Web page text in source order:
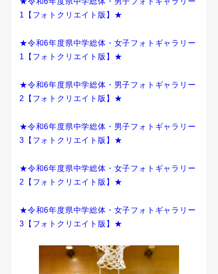
1【フォトクリエイト版】★
★令和6年度県中学総体・女子フォトギャラリー
1【フォトクリエイト版】★
★令和6年度県中学総体・男子フォトギャラリー
2【フォトクリエイト版】★
★令和6年度県中学総体・男子フォトギャラリー
3【フォトクリエイト版】★
★令和6年度県中学総体・女子フォトギャラリー
2【フォトクリエイト版】★
★令和6年度県中学総体・女子フォトギャラリー
3【フォトクリエイト版】★